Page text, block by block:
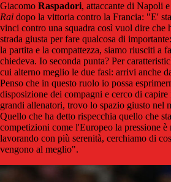
Giacomo Raspadori, attaccante di Napoli
Rai dopo la vittoria contro la Francia: "E'
vinci contro una squadra così vuol dire che
strada giusta per fare qualcosa di
la partita e la compattezza, siamo riusciti a
chiedeva. Io seconda punta? Per
cui alterno meglio le due fasi: arrivi anche
Penso che in questo ruolo io possa
disposizione dei compagni e cerco di
grandi allenatori, trovo lo spazio giusto nel
Quello che ha detto rispecchia quello che
competizioni come l'Europeo la pressione
lavorando con più serenità, cerchiamo di
vengono al meglio".